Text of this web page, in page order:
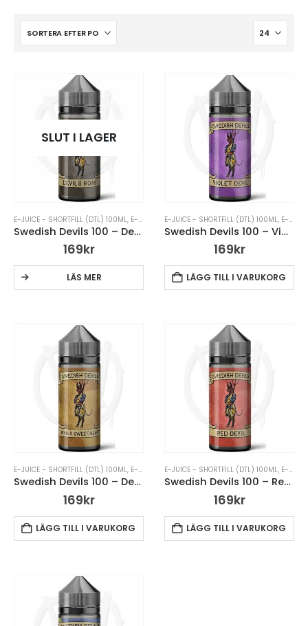
SLUT I LAGER
E-JUICE - SHORTFILL (DTL) 100ML, E-JUICE UTAN NIKOTIN ,SHORTFILLS (DTL) E-JUICE
Swedish Devils 100 – Devil’s Roar
169kr
LÄS MER
E-JUICE - SHORTFILL (DTL) 100ML, E-JUICE UTAN NIKOTIN
Swedish Devils 100 – Violet Devil
169kr
LÄGG TILL I VARUKORG
E-JUICE - SHORTFILL (DTL) 100ML, E-JUICE UTAN NIKOTIN ,SHORTFILLS (DTL) E-JUICE
Swedish Devils 100 – Devils Sweetheart
169kr
LÄGG TILL I VARUKORG
E-JUICE - SHORTFILL (DTL) 100ML, E-JUICE UTAN NIKOTIN
Swedish Devils 100 – Red Devils
169kr
LÄGG TILL I VARUKORG